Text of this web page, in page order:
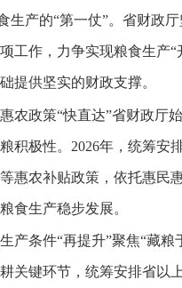
生产的“第一仗”。省财政
工作，力争实现粮食生产
提供坚实的财政支撑。
政策“快直达”省财政厅始
积极性。2026年，统筹安
惠农补贴政策，依托惠民
食生产稳步发展。
条件“再提升”聚焦“藏粮
关键环节，统筹安排省以